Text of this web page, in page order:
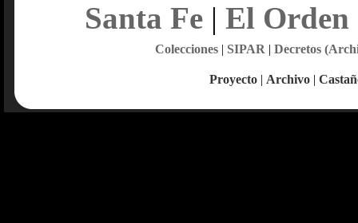
Santa Fe| El Orden
Colecciones| SIPAR | Decretos
Proyecto | Archivo |